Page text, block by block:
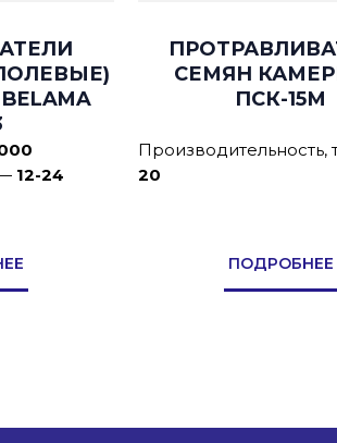
12-24
СЕМЯН
ПСК-15М
Производительность,
20
ПОДРОБНЕЕ